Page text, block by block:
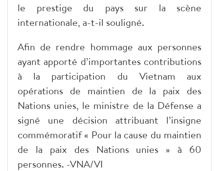
le prestige du pays sur la scène
internationale, a-t-il souligné.
Afin de rendre hommage aux personnes
ayant apporté d’importantes contributions
à la participation du Vietnam aux
opérations de maintien de la paix des
Nations unies, le ministre de la Défense a
signé une décision attribuant l’insigne
commémoratif « Pour la cause du maintien
de la paix des Nations unies » à 60
personnes. -VNA/VI